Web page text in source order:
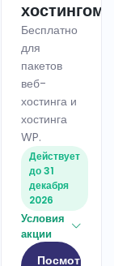
хостингом
Бесплатно
для
пакетов
веб-
хостинга и
хостинга
WP.
Действует
до 31
декабря
2026
Условия
акции
Посмотреть